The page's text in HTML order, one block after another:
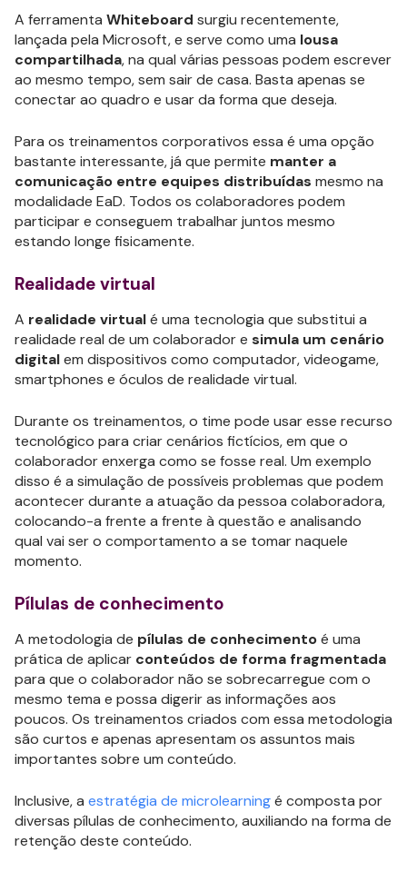
A ferramenta Whiteboard surgiu recentemente,
lançada pela Microsoft, e serve como uma lousa
compartilhada, na qual várias pessoas podem escrever
ao mesmo tempo, sem sair de casa. Basta apenas se
conectar ao quadro e usar da forma que deseja.
Para os treinamentos corporativos essa é uma opção
bastante interessante, já que permite manter a
comunicação entre equipes distribuídas mesmo na
modalidade EaD. Todos os colaboradores podem
participar e conseguem trabalhar juntos mesmo
estando longe fisicamente.
Realidade virtual
A realidade virtualé uma tecnologia que substitui a
realidade real de um colaborador e simula um cenário
digitalem dispositivos como computador, videogame,
smartphones e óculos de realidade virtual.
Durante os treinamentos, o time pode usar esse recurso
tecnológico para criar cenários fictícios, em que o
colaborador enxerga como se fosse real. Um exemplo
disso é a simulação de possíveis problemas que podem
acontecer durante a atuação da pessoa colaboradora,
colocando-a frente a frente à questão e analisando
qual vai ser o comportamento a se tomar naquele
momento.
Pílulas de conhecimento
A metodologia de pílulas de conhecimentoé uma
prática de aplicar conteúdos de forma fragmentada
para que o colaborador não se sobrecarregue com o
mesmo tema e possa digerir as informações aos
poucos. Os treinamentos criados com essa metodologia
são curtos e apenas apresentam os assuntos mais
importantes sobre um conteúdo.
Inclusive, a estratégia de microlearningé composta por
diversas pílulas de conhecimento, auxiliando na forma de
retenção deste conteúdo.